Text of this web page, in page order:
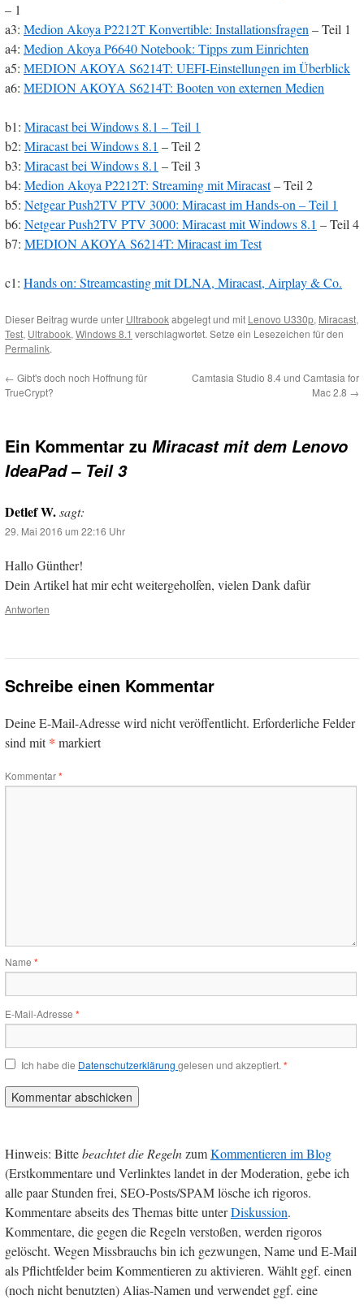
– 1
a3: Medion Akoya P2212T Konvertible: Installationsfragen– Teil 1
a4: Medion Akoya P6640 Notebook: Tipps zum Einrichten
a5: MEDION AKOYA S6214T: UEFI-Einstellungen im Überblick
a6: MEDION AKOYA S6214T: Booten von externen Medien
b1: Miracast bei Windows 8.1 – Teil 1
b2: Miracast bei Windows 8.1 – Teil 2
b3: Miracast bei Windows 8.1 – Teil 3
b4: Medion Akoya P2212T: Streaming mit Miracast– Teil 2
b5: Netgear Push2TV PTV 3000: Miracast im Hands-on – Teil 1
b6: Netgear Push2TV PTV 3000: Miracast mit Windows 8.1 – Teil 4
b7: MEDION AKOYA S6214T: Miracast im Test
c1: Hands on: Streamcasting mit DLNA, Miracast, Airplay & Co.
Dieser Beitrag wurde unter Ultrabookabgelegt und mit Lenovo U330p, Miracast,
Test, Ultrabook, Windows 8.1 verschlagwortet. Setze ein Lesezeichen für den
Permalink.
← Gibt's doch noch Hoffnung für
TrueCrypt?
Camtasia Studio 8.4 und Camtasia for
Mac 2.8 →
Ein Kommentar zu Miracast mit dem Lenovo
IdeaPad – Teil 3
Detlef W.sagt:
29. Mai 2016 um 22:16 Uhr
Hallo Günther!
Dein Artikel hat mir echt weitergeholfen, vielen Dank dafür
Antworten
Schreibe einen Kommentar
Deine E-Mail-Adresse wird nicht veröffentlicht. Erforderliche Felder
sind mit* markiert
Kommentar*
Name *
E-Mail-Adresse *
Ich habe die Datenschutzerklärung gelesen und akzeptiert. *
Hinweis: Bittebeachtet die RegelnzumKommentieren im Blog
(Erstkommentare und Verlinktes landet in der Moderation, gebe ich
alle paar Stunden frei, SEO-Posts/SPAM lösche ich rigoros.
Kommentare abseits des Themas bitte unterDiskussion.
Kommentare, die gegen die Regeln verstoßen, werden rigoros
gelöscht. Wegen Missbrauchs bin ich gezwungen, Name und E-Mail
als Pflichtfelder beim Kommentieren zu aktivieren. Wählt ggf. einen
(noch nicht benutzten) Alias-Namen und verwendet ggf. eine